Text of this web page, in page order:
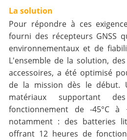
La solution
Pour répondre à ces
fourni des récepteurs GNSS
environnementaux et de
L'ensemble de la solution,
accessoires, a été optimisé
de la mission dès le début.
matériaux supportant
fonctionnement de -45°C à
notamment : des batteries
offrant 12 heures de